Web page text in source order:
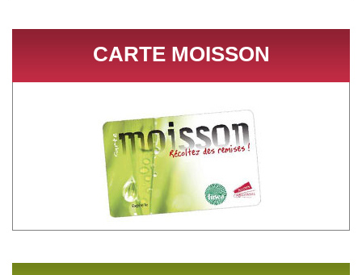
CARTE MOISSON